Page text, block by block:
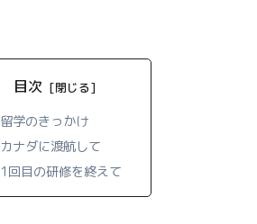
目次
留学のきっかけ
カナダに渡航して
1回目の研修を終えて